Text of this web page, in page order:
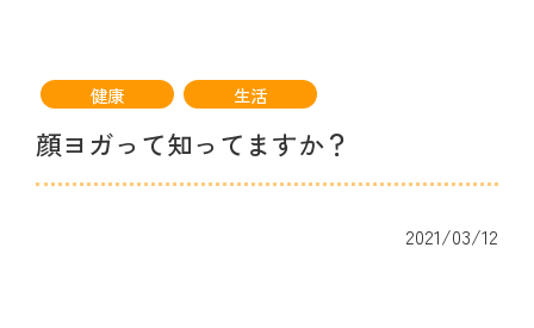
健康 生活
顔ヨガって知ってますか？
2021/03/12